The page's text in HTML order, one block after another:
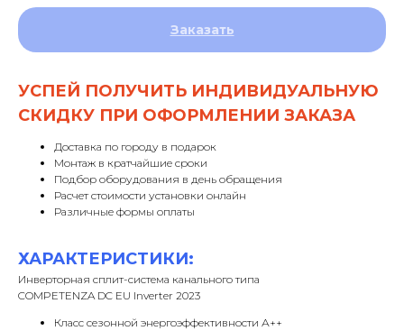
Заказать
УСПЕЙ ПОЛУЧИТЬ ИНДИВИДУАЛЬНУЮ
СКИДКУ ПРИ ОФОРМЛЕНИИ ЗАКАЗА
Доставка по городу в подарок
Монтаж в кратчайшие сроки
Подбор оборудования в день обращения
Расчет стоимости установки онлайн
Различные формы оплаты
ХАРАКТЕРИСТИКИ:
Инверторная сплит-система канального типа
COMPETENZA DC EU Inverter 2023
Класс сезонной энергоэффективности А++